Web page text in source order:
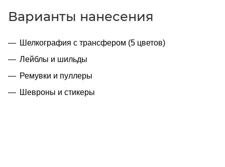
Варианты нанесения
Шелкография с трансфером (5 цветов)
Лейблы и шильды
Ремувки и пуллеры
Шевроны и стикеры